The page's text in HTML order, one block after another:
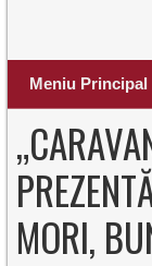
Meniu Principal
MORI,